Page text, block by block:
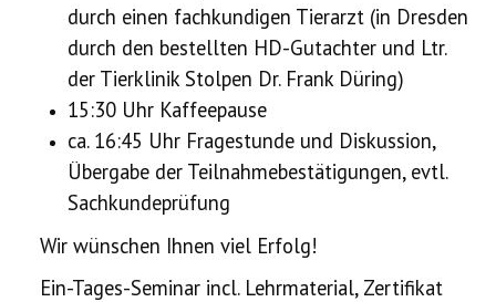
durch einen fachkundigen Tierarzt (in Dresden
durch den bestellten HD-Gutachter und Ltr.
der Tierklinik Stolpen Dr. Frank Düring)
15:30 Uhr Kaffeepause
ca. 16:45 Uhr Fragestunde und Diskussion,
Übergabe der Teilnahmebestätigungen, evtl.
Sachkundeprüfung
Wir wünschen Ihnen viel Erfolg!
Ein-Tages-Seminar incl. Lehrmaterial, Zertifikat